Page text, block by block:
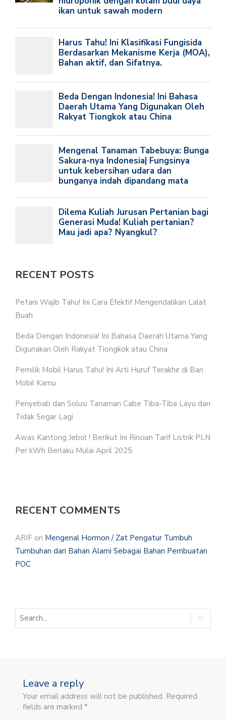
RECENT POSTS
Petani Wajib Tahu! Ini Cara Efektif Mengendalikan Lalat
Buah
Beda Dengan Indonesia! Ini Bahasa Daerah Utama Yang
Digunakan Oleh Rakyat Tiongkok atau China
Pemilik Mobil Harus Tahu! Ini Arti Huruf Terakhir di Ban
Mobil Kamu
Penyebab dan Solusi Tanaman Cabe Tiba-Tiba Layu dan
Tidak Segar Lagi
Awas Kantong Jebol ! Berikut Ini Rincian Tarif Listrik PLN
Per kWh Berlaku Mulai April 2025
RECENT COMMENTS
ARIF on Mengenal Hormon / Zat Pengatur Tumbuh
Tumbuhan dari Bahan Alami Sebagai Bahan Pembuatan
POC
Leave a reply
Your email address will not be published. Required
fields are marked *